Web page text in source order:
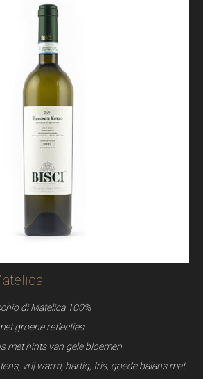
di Matelica 100%
groene reflecties
met hints van gele bloemen
vrij warm, hartig, fris, goede balans met